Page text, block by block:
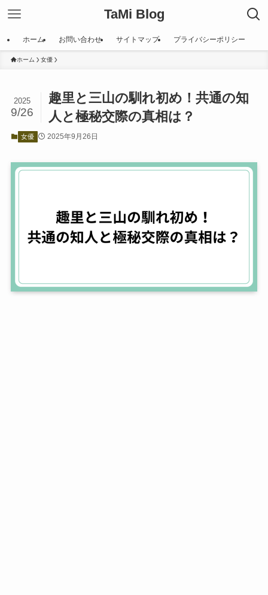
TaMi Blog
ホーム お問い合わせ サイトマップ プライバシーポリシー
ホーム 女優
趣里と三山の馴れ初め！共通の知
人と極秘交際の真相は？
2025
9/26
女優 2025年9月26日